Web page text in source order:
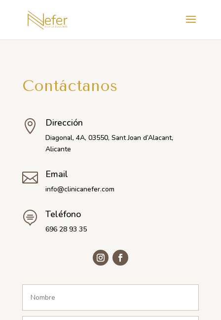
Contáctanos
 Dirección
Diagonal, 4A, 03550, Sant Joan d’Alacant,
Alicante
 Email
info@clinicanefer.com
 Teléfono
696 28 93 35